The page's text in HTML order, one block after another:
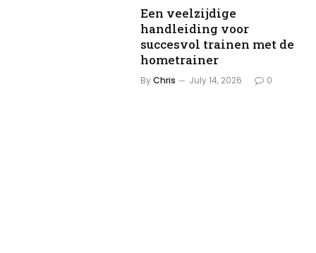
Een veelzijdige
handleiding voor
succesvol trainen met de
hometrainer
ByChris July 14, 2026 0